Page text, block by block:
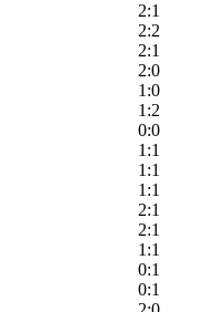
2:1
2:2
2:1
2:0
1:0
1:2
0:0
1:1
1:1
1:1
2:1
2:1
1:1
0:1
0:1